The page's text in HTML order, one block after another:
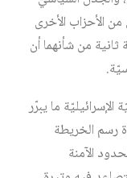
الأحزاب الأخرى
من شأنهما أن
ما يبرّر
رسم الخريطة
الآمنة